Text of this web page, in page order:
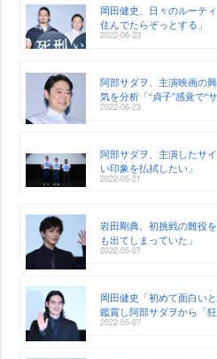
岡田健史、日々のルーテ
住んでたらぞっとする」
2022-06-23
阿部サダヲ、主演映画の
気を分析「“貞子”感覚で“
2022-06-23
阿部サダヲ、主演したサ
い印象を払拭したい」
2022-05-21
田剛典、初挑戦の難役を
も出てしまっていた」
2022-05-07
岡田健史「初めて面白い
鑑賞し阿部サダヲから「狂
2022-05-07